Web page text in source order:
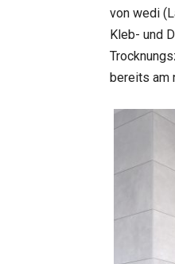
von wedi
Kleb- und
bereits am